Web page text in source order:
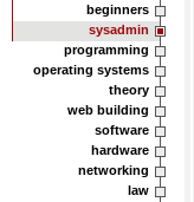
beginners
sysadmin
programming
operating systems
theory
web building
software
hardware
networking
law